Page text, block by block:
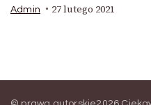
Admin 27 lutego 2021